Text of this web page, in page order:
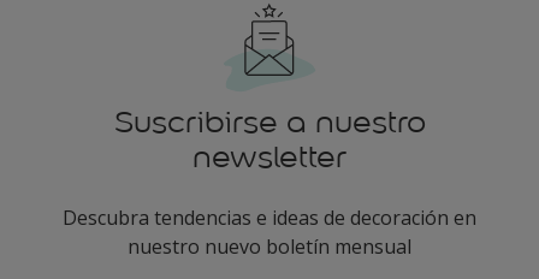
Suscribirse a nuestro
newsletter
Descubra tendencias e ideas de decoración en
nuestro nuevo boletín mensual